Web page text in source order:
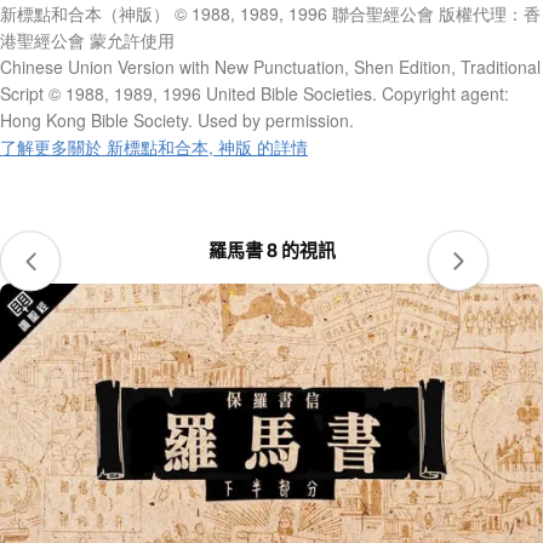
新標點和合本（神版） © 1988, 1989, 1996 聯合聖經公會 版權代理：香
港聖經公會 蒙允許使用
Chinese Union Version with New Punctuation, Shen Edition, Traditional
Script © 1988, 1989, 1996 United Bible Societies. Copyright agent:
Hong Kong Bible Society. Used by permission.
了解更多關於 新標點和合本, 神版 的詳情
羅馬書 8 的視訊